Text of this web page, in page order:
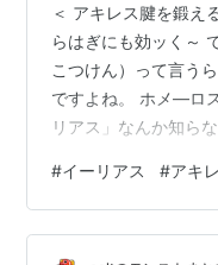
＜ アキレス腱を鍛え
らはぎにも効ッく～
こつけん）って言う
ですよね。 ホメ―ロ
リアス」なんか知ら
って言われている箇
か。 古代ギリシアの
前263）のパラドク
#イーリアス #アキ